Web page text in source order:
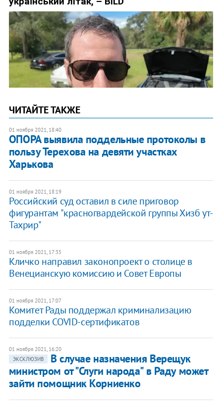
ЧИТАЙТЕ ТАКЖЕ
01 ноября 2021, 18:40
ОПОРА выявила поддельные протоколы в
пользу Терехова на девяти участках
Харькова
01 ноября 2021, 18:19
Российский суд оставил в силе приговор
фигурантам "красногвардейской группы Хизб ут-
Тахрир"
01 ноября 2021, 17:35
Кличко направил законопроект о столице в
Венецианскую комиссию и Совет Европы
01 ноября 2021, 17:07
Комитет Рады поддержал криминализацию
подделки COVID-сертификатов
01 ноября 2021, 16:20
ЭКСКЛЮЗИВ
В случае назначения Верещук
министром от "Слуги народа" в Раду может
зайти помощник Корниенко